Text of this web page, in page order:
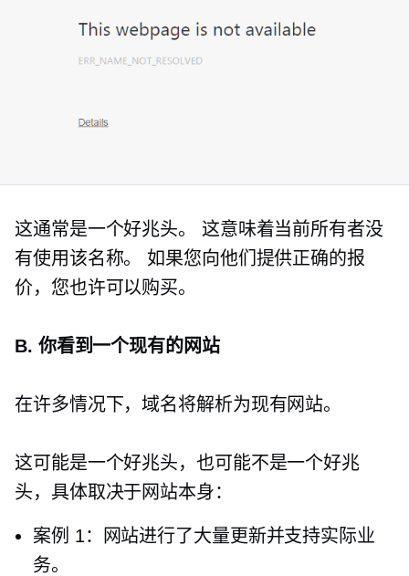
这通常是一个好兆头。 这意味着当前所有者没
有使用该名称。 如果您向他们提供正确的报
价，您也许可以购买。
B. 你看到一个现有的网站
在许多情况下，域名将解析为现有网站。
这可能是一个好兆头，也可能不是一个好兆
头，具体取决于网站本身：
案例 1：网站进行了大量更新并支持实际业
务。